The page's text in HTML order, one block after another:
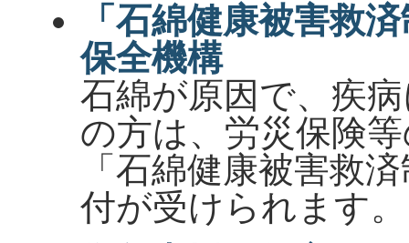
「石綿健康被害救
保全機構
石綿が原因で、疾
の方は、労災保険
「石綿健康被害救
付が受けられます。